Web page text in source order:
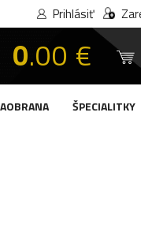
Prihlásiť
0.00 €
ŠPECIALITKY